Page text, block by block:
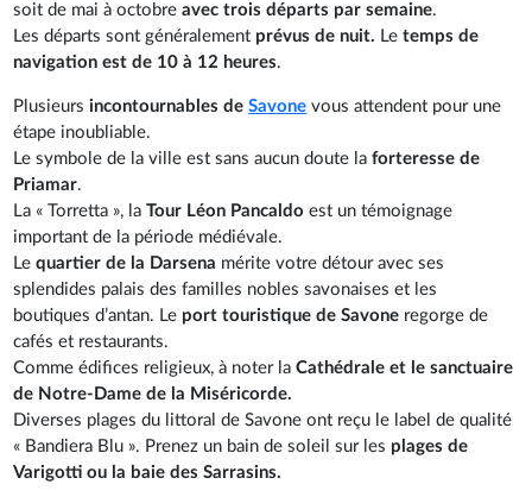
soit de mai à octobreavec trois départs par semaine.
Les départs sont généralement prévus de nuit. Letemps de
navigation est de 10 à 12 heures.
Plusieurs incontournables deSavone vous attendent pour une
étape inoubliable.
Le symbole de la ville est sans aucun doute laforteresse de
Priamar.
La « Torretta », laTour Léon Pancaldo est un témoignage
important de la période médiévale.
Lequartier de la Darsena mérite votre détour avec ses
splendides palais des familles nobles savonaises et les
boutiques d’antan. Le port touristique de Savone regorge de
cafés et restaurants.
Comme édifices religieux, à noter laCathédrale et le sanctuaire
de Notre-Dame de la Miséricorde.
Diverses plages du littoral de Savone ont reçu le label de qualité
« Bandiera Blu ». Prenez un bain de soleil sur les plages de
Varigotti ou la baie des Sarrasins.